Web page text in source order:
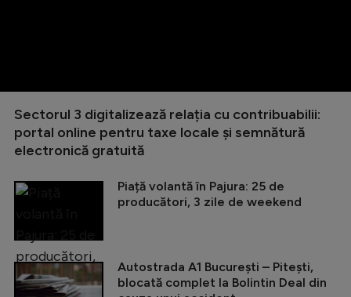
Sectorul 3 digitalizează relația cu contribuabilii:
portal online pentru taxe locale și semnătură
electronică gratuită
Piață volantă în Pajura: 25 de
producători, 3 zile de weekend
Autostrada A1 București – Pitești,
blocată complet la Bolintin Deal din